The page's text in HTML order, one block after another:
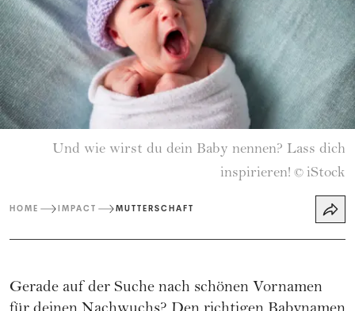
Und wie wirst du dein Baby nennen? Lass dich
inspirieren! © iStock
HOME IMPACT MUTTERSCHAFT
Gerade auf der Suche nach schönen Vornamen